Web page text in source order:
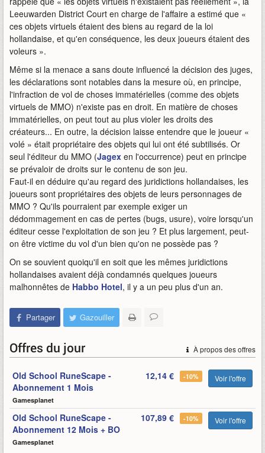
Leeuwarden District Court en charge de l'affaire a estimé que «
ces objets virtuels étaient des biens au regard de la loi
hollandaise, et qu'en conséquence, les deux joueurs étaient des
voleurs ».
Même si la menace a sans doute influencé la décision des juges,
les déclarations sont notables dans la mesure où, en principe,
l'infraction de vol de choses immatérielles (comme des objets
virtuels de MMO) n'existe pas en droit. En matière de choses
immatérielles, on peut tout au plus violer les droits des
créateurs... En outre, la décision laisse entendre que le joueur «
volé » était propriétaire des objets qui lui ont été subtilisés. Or
seul l'éditeur du MMO (Jagex en l'occurrence) peut en principe
se prévaloir de droits sur le contenu de son jeu.
Faut-il en déduire qu'au regard des juridictions hollandaises, les
joueurs sont propriétaires des objets de leurs personnages de
MMO ? Qu'ils pourraient par exemple exiger un
dédommagement en cas de pertes (bugs, usure), voire lorsqu'un
éditeur cesse l'exploitation de son jeu ? Et plus largement, peut-
on être victime du vol d'un bien qu'on ne possède pas ?
On se souvient quoiqu'il en soit que les mêmes juridictions
hollandaises avaient déjà condamnés quelques joueurs
malhonnêtes de Habbo Hotel, il y a un peu plus d'un an.
Partager Gazouiller
À propos des offres
Offres du jour
Old School RuneScape -
Abonnement 1 Mois
Gamesplanet
12,14 € -10% Voir l'offre
Old School RuneScape -
Abonnement 12 Mois + BO
Gamesplanet
107,89 € -10% Voir l'offre